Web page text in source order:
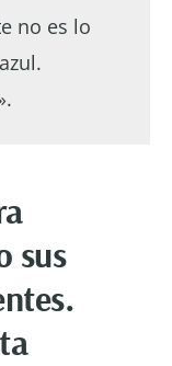
no es lo
sus